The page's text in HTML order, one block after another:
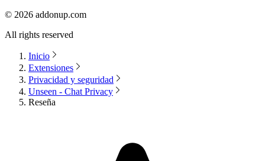
© 2026 addonup.com
All rights reserved
Inicio
Extensiones
Privacidad y seguridad
Unseen - Chat Privacy
Reseña